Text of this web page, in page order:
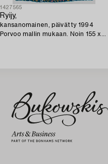
1427565
Ryijy,
kansanomainen, päivätty 1994
Porvoo mallin mukaan. Noin 155 x